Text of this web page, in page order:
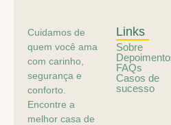
Cuidamos de
quem você ama
com carinho,
segurança e
conforto.
Encontre a
melhor casa de
Links
Sobre
FAQs
Casos de
sucesso